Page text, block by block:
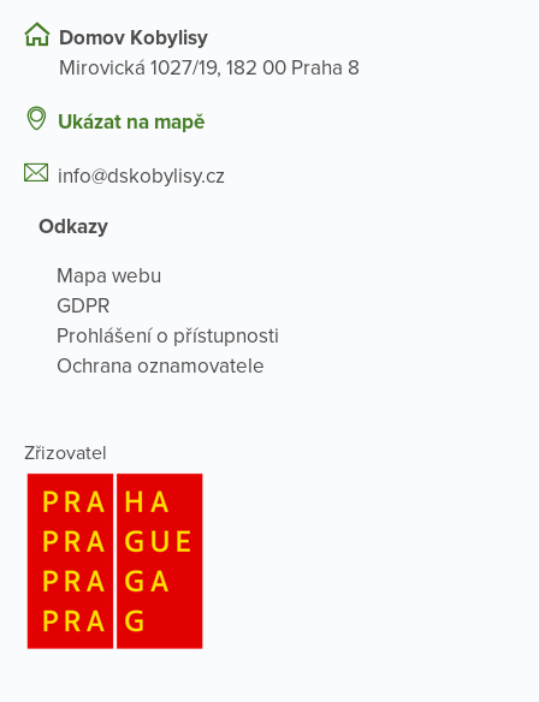
Domov Kobylisy
Mirovická 1027/19, 182 00 Praha 8
Ukázat na mapě
info@dskobylisy.cz
Odkazy
Mapa webu
GDPR
Prohlášení o přístupnosti
Ochrana oznamovatele
Zřizovatel